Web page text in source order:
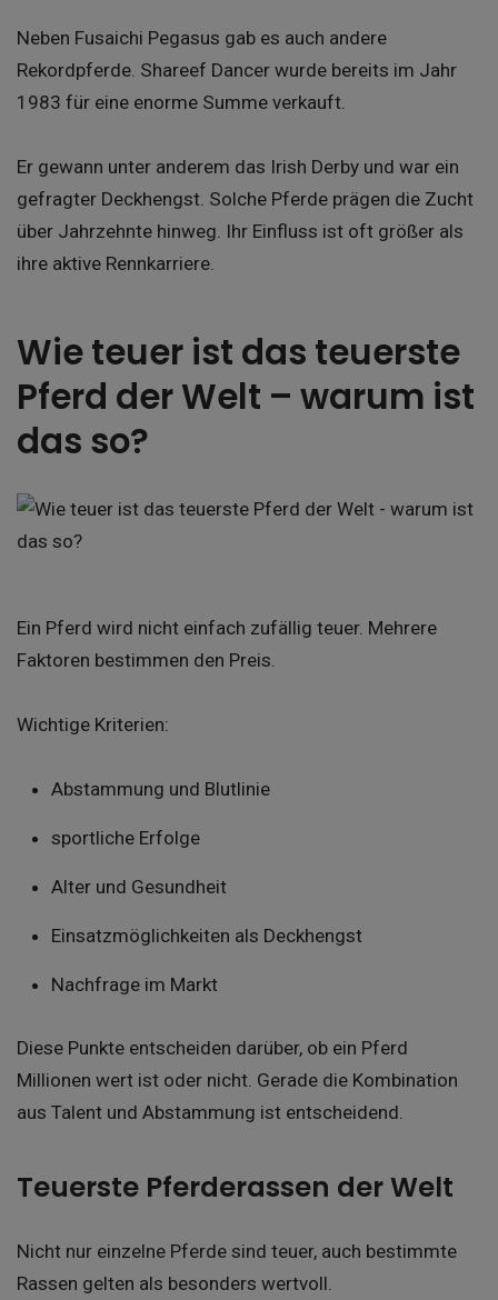
Neben Fusaichi Pegasus gab es auch andere
Rekordpferde. Shareef Dancer wurde bereits im Jahr
1983 für eine enorme Summe verkauft.
Er gewann unter anderem das Irish Derby und war ein
gefragter Deckhengst. Solche Pferde prägen die Zucht
über Jahrzehnte hinweg. Ihr Einfluss ist oft größer als
ihre aktive Rennkarriere.
Wie teuer ist das teuerste
Pferd der Welt – warum ist
das so?
Ein Pferd wird nicht einfach zufällig teuer. Mehrere
Faktoren bestimmen den Preis.
Wichtige Kriterien:
Abstammung und Blutlinie
sportliche Erfolge
Alter und Gesundheit
Einsatzmöglichkeiten als Deckhengst
Nachfrage im Markt
Diese Punkte entscheiden darüber, ob ein Pferd
Millionen wert ist oder nicht. Gerade die Kombination
aus Talent und Abstammung ist entscheidend.
Teuerste Pferderassen der Welt
Nicht nur einzelne Pferde sind teuer, auch bestimmte
Rassen gelten als besonders wertvoll.